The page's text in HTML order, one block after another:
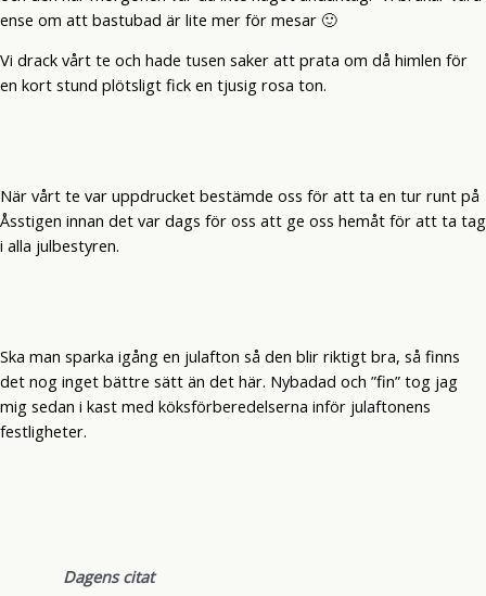
ense om att bastubad är lite mer för mesar 🙂
Vi drack vårt te och hade tusen saker att prata om då himlen för
en kort stund plötsligt fick en tjusig rosa ton.
När vårt te var uppdrucket bestämde oss för att ta en tur runt på
Åsstigen innan det var dags för oss att ge oss hemåt för att ta tag
i alla julbestyren.
Ska man sparka igång en julafton så den blir riktigt bra, så finns
det nog inget bättre sätt än det här. Nybadad och ”fin” tog jag
mig sedan i kast med köksförberedelserna inför julaftonens
festligheter.
Dagens citat